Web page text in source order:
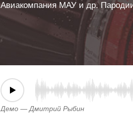
Авиакомпания МАУ и др.
Демо — Дмитрий Рыбин